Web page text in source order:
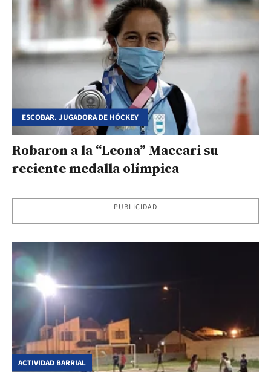
ESCOBAR. JUGADORA DE HÓCKEY
Robaron a la “Leona” Maccari su
reciente medalla olímpica
PUBLICIDAD
ACTIVIDAD BARRIAL